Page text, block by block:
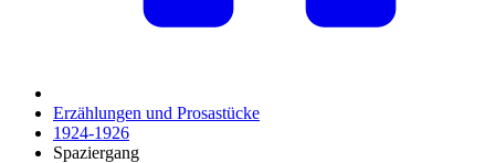
Erzählungen und Prosastücke
1924-1926
Spaziergang